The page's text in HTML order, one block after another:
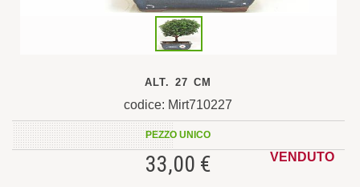
ALT. 27 CM
codice: Mirt710227
PEZZO UNICO
33,00 € VENDUTO